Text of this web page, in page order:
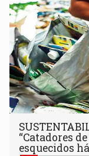
“Catadores
esquecidos